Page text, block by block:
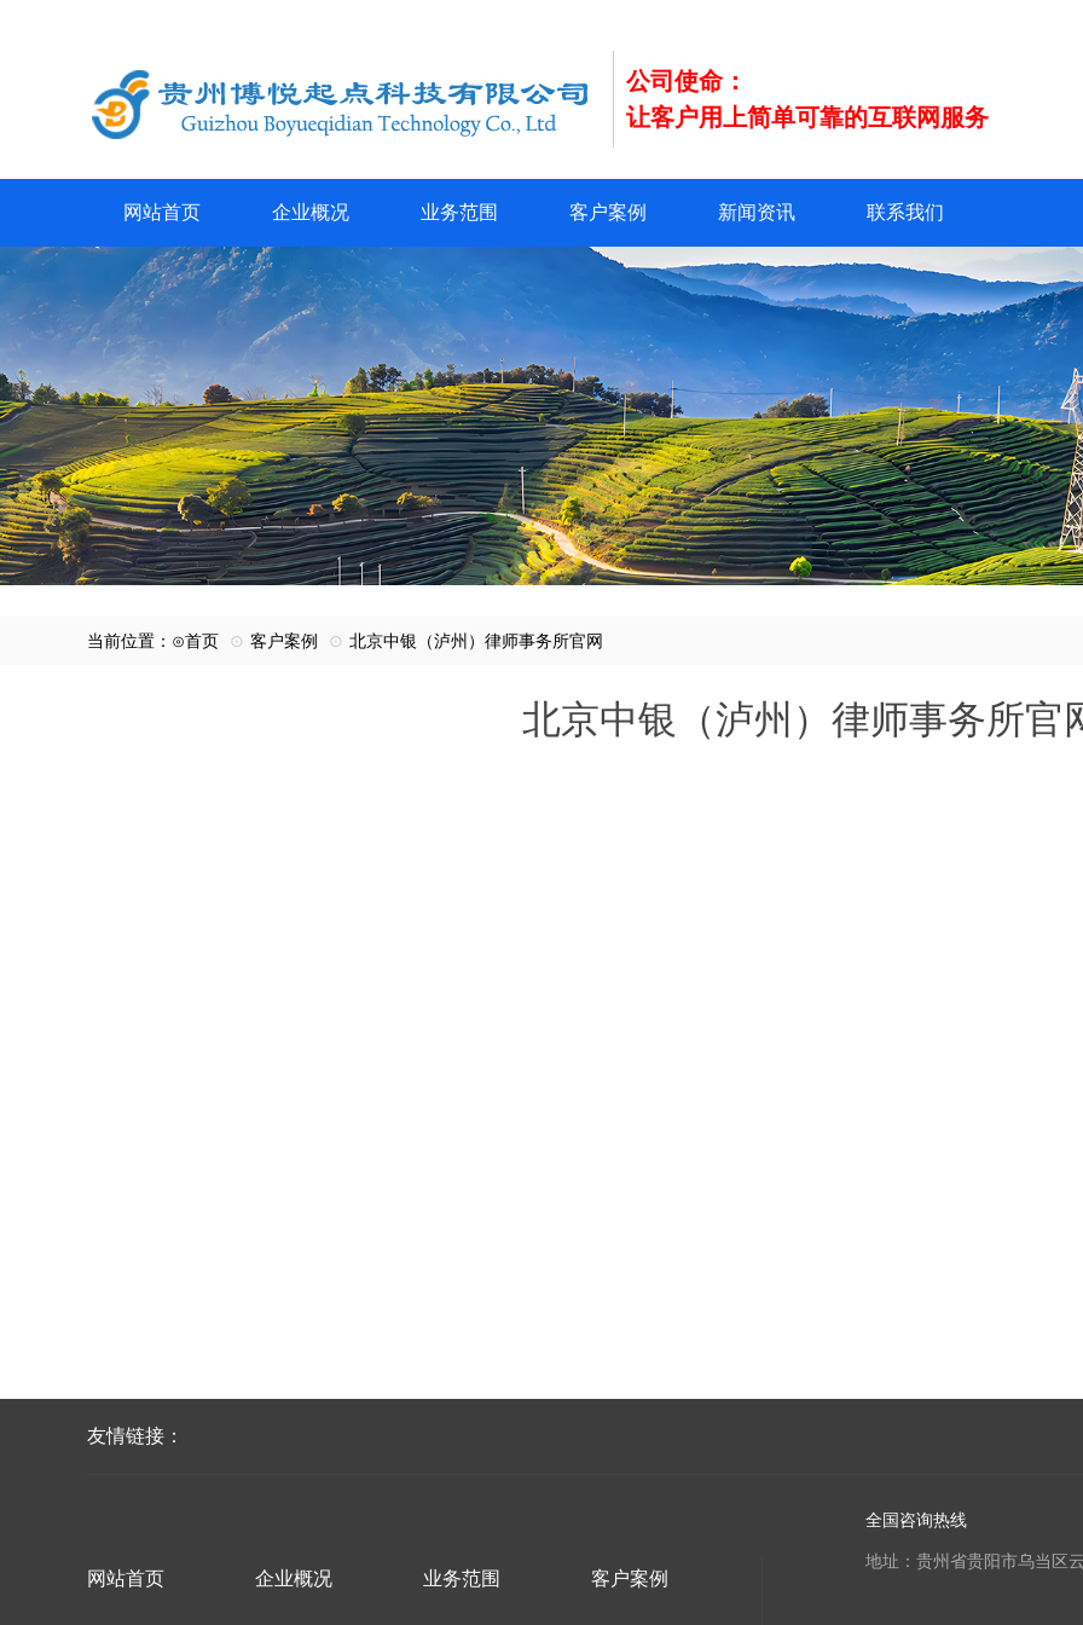
公司使命：
让客户用上简单可靠的互联网服务
网站首页 企业概况 业务范围 客户案例 新闻资讯 联系我们
当前位置：⊙首页 ⊙ 客户案例 ⊙ 北京中银（泸州）律师事务所官网
北京中银（泸州）律师事务所官
友情链接：
网站首页 企业概况 业务范围 客户案例
全国咨询热线
地址：贵州省贵阳市乌当区